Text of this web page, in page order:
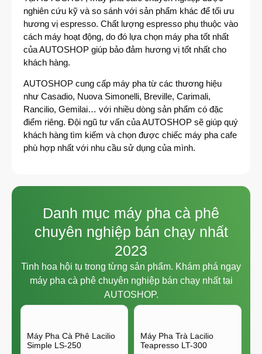
nghiên cứu kỹ và so sánh với sản phẩm khác để tối ưu
hương vị espresso. Chất lượng espresso phụ thuộc vào
cách máy hoạt động, do đó lựa chọn máy pha tốt nhất
của AUTOSHOP giúp bảo đảm hương vị tốt nhất cho
khách hàng.
AUTOSHOP cung cấp máy pha từ các thương hiệu
như Casadio, Nuova Simonelli, Breville, Carimali,
Rancilio, Gemilai… với nhiều dòng sản phẩm có đặc
điểm riêng. Đội ngũ tư vấn của AUTOSHOP sẽ giúp quý
khách hàng tìm kiếm và chọn được chiếc máy pha cafe
phù hợp nhất với nhu cầu sử dụng của mình.
Danh mục máy pha cà phê
chuyên nghiệp bán chạy nhất
2023
Tinh hoa hội tụ trong từng sản phẩm. Khám phá ngay
máy pha cà phê chuyên nghiệp bán chạy nhất tại
AUTOSHOP.
Máy Pha Cà Phê Lacilio
Simple LS-250
Máy Pha Trà Lacilio
Teapresso LT-300